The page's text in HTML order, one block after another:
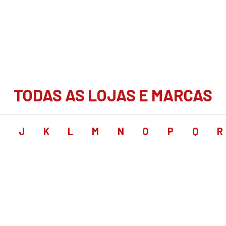
TODAS AS LOJAS E MARCAS
J K L M N O P Q R